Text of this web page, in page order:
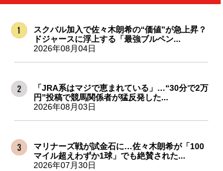
スクバル加入で佐々木朗希の“価値”が急上昇？
ドジャースに浮上する「最強ブルペン...
2026年08月04日
「JRA系はマジで恵まれている」…“30分で2万
円”投稿で競馬関係者が猛反発した...
2026年08月03日
マリナーズ戦が試金石に…佐々木朗希が「100
マイル超えわずか1球」でも絶賛された...
2026年07月30日